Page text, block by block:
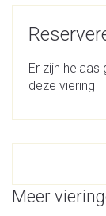
Er zijn
deze viering
Meer